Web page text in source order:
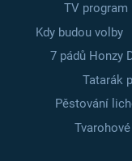
TV program
Kdy budou volby
7 pádů Honzy
Tatarák
Pěstování